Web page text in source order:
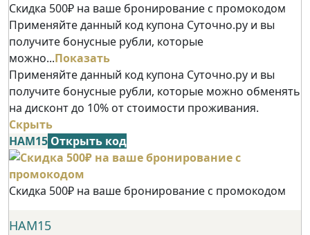
Скидка 500₽ на ваше бронирование с промокодом
Применяйте данный код купона Суточно.ру и вы
получите бонусные рубли, которые
можно...Показать
Применяйте данный код купона Суточно.ру и вы
получите бонусные рубли, которые можно обменять
на дисконт до 10% от стоимости проживания.
Скрыть
НАМ15 Открыть код
Скидка 500₽ на ваше бронирование с промокодом
НАМ15